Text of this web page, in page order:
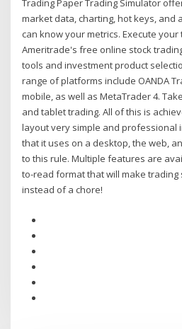
Trading Paper Trading Simulator
market data, charting, hot keys, and
can know your metrics. Execute
Ameritrade's free online stock
tools and investment product
range of platforms include OANDA
mobile, as well as MetaTrader 4.
and tablet trading. All of this is
layout very simple and professional
that it uses on a desktop, the web,
to this rule. Multiple features are
to-read format that will make
instead of a chore!